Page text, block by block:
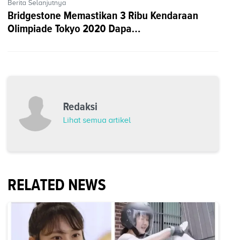
Berita Selanjutnya
Bridgestone Memastikan 3 Ribu Kendaraan
Olimpiade Tokyo 2020 Dapa...
Redaksi
Lihat semua artikel
RELATED NEWS